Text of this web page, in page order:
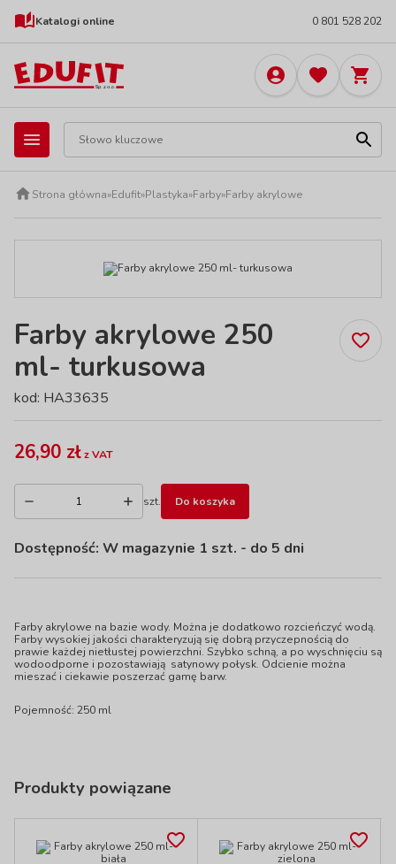
Katalogi online 0 801 528 202
Strona główna»Edufit»Plastyka»Farby»Farby akrylowe
Farby akrylowe 250
ml- turkusowa
kod: HA33635
26,90 złz VAT
szt. Do koszyka
Dostępność: W magazynie 1 szt. - do 5 dni
Farby akrylowe na bazie wody. Można je dodatkowo rozcieńczyć wodą.
Farby wysokiej jakości charakteryzują się dobrą przyczepnością do
prawie każdej nietłustej powierzchni. Szybko schną, a po wyschnięciu są
wodoodporne i pozostawiają satynowy połysk. Odcienie można
mieszać i ciekawie poszerzać gamę barw.
Pojemność: 250 ml
Produkty powiązane